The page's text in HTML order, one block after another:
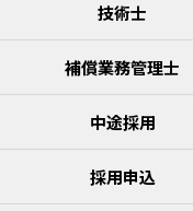
技術士
補償業務管理士
中途採用
採用申込